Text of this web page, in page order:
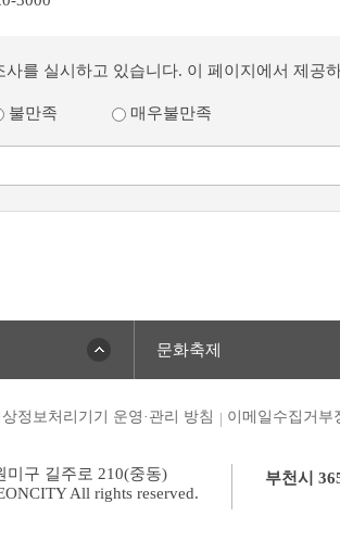
를 실시하고 있습니다. 이 페이지에서 제공
불만족 매우불만족
문화축제
상정보처리기기 운영·관리 방침 이메일수집거부
미구 길주로 210(중동)
All rights reserved.
부천시